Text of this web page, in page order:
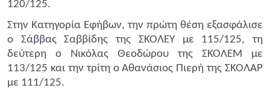
120/125.
Στην Κατηγορία Εφήβων, την πρώτη θέση εξασφάλισε
ο Σάββας Σαββίδης της ΣΚΟΛΕΥ με 115/125, τη
δεύτερη ο Νικόλας Θεοδώρου της ΣΚΟΛΕΜ με
113/125 και την τρίτη ο Αθανάσιος Πιερή της ΣΚΟΛΑΡ
με 111/125.